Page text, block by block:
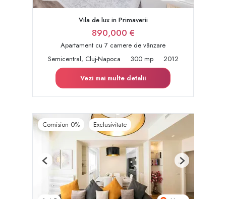
Vila de lux in Primaverii
890,000 €
Apartament cu 7 camere de vânzare
Semicentral, Cluj-Napoca
300 mp
2012
Vezi mai multe detalii
Comision 0% Exclusivitate
Previous Next